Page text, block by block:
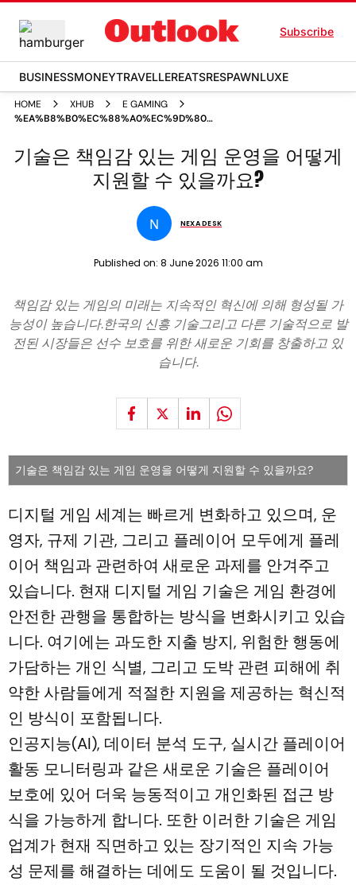
Subscribe
BUSINESSMONEYTRAVELLEREATSRESPAWNLUXE
HOME XHUB
E GAMING
%EA%B8%B0%EC%88%A0%EC%9D%80
%EC%9E%88%EB%8A%94 %EA%B2%8C%EC%9E%84
%EC%9A%B4%EC%98%81%EC%9D%84
%EC%96%B4%EB%96%BB%EA%B2%8C
%EC%A7%80%EC%9B%90%ED%95%A0 %EC%88%98
%EC%9E%88%EC%9D%84%EA%B9%8C%EC%9A%94
기술은 책임감 있는 게임 운영을 어떻게
지원할 수 있을까요?
N NEXA DESK
Published on: 8 June 2026 11:00 am
책임감 있는 게임의 미래는 지속적인 혁신에 의해 형성될 가
능성이 높습니다.한국의 신흥 기술그리고 다른 기술적으로 발
전된 시장들은 선수 보호를 위한 새로운 기회를 창출하고 있
습니다.
기술은 책임감 있는 게임 운영을 어떻게 지원할 수 있을까요?
디지털 게임 세계는 빠르게 변화하고 있으며, 운
영자, 규제 기관, 그리고 플레이어 모두에게 플레
이어 책임과 관련하여 새로운 과제를 안겨주고
있습니다. 현재 디지털 게임 기술은 게임 환경에
안전한 관행을 통합하는 방식을 변화시키고 있습
니다. 여기에는 과도한 지출 방지, 위험한 행동에
가담하는 개인 식별, 그리고 도박 관련 피해에 취
약한 사람들에게 적절한 지원을 제공하는 혁신적
인 방식이 포함됩니다.
인공지능(AI), 데이터 분석 도구, 실시간 플레이어
활동 모니터링과 같은 새로운 기술은 플레이어
보호에 있어 더욱 능동적이고 개인화된 접근 방
식을 가능하게 합니다. 또한 이러한 기술은 게임
업계가 현재 직면하고 있는 장기적인 지속 가능
성 문제를 해결하는 데에도 도움이 될 것입니다.